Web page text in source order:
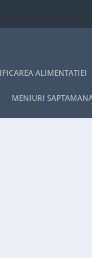
ALIMENTATIEI
MENIURI